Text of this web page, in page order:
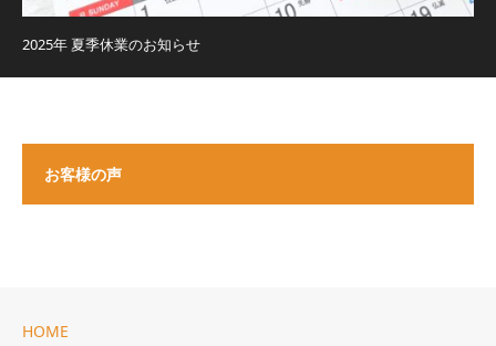
2025年 夏季休業のお知らせ
お客様の声
HOME